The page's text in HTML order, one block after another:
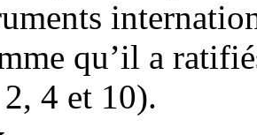
qu’il a
4 et 10).